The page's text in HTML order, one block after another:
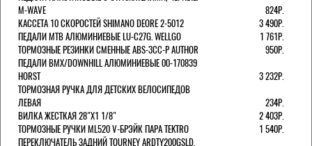
M-WAVE
824Р.
КАССЕТА 10 СКОРОСТЕЙ SHIMANO DEORE 2-5012
3 490Р.
ПЕДАЛИ MTB АЛЮМИНИЕВЫЕ LU-C27G. WELLGO
1 761Р.
ТОРМОЗНЫЕ РЕЗИНКИ СМЕННЫЕ ABS-3CC-P AUTHOR
950Р.
ПЕДАЛИ BMX/DOWNHILL АЛЮМИНИЕВЫЕ 00-170839
HORST
3 232Р.
ТОРМОЗНАЯ РУЧКА ДЛЯ ДЕТСКИХ ВЕЛОСИПЕДОВ
ЛЕВАЯ
234Р.
ВИЛКА ЖЕСТКАЯ 28"Х1 1/8"
2 403Р.
ТОРМОЗНЫЕ РУЧКИ ML520 V-БРЭЙК ПАРА TEKTRO
1 540Р.
ПЕРЕКЛЮЧАТЕЛЬ ЗАДНИЙ TOURNEY ARDTY200GSLD,